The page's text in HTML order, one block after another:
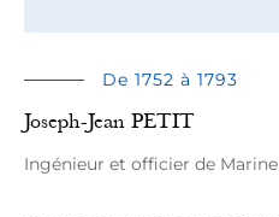
De 1752 à 1793
Joseph-Jean PETIT
Ingénieur et officier de Marine